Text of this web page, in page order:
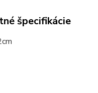
špecifikácie